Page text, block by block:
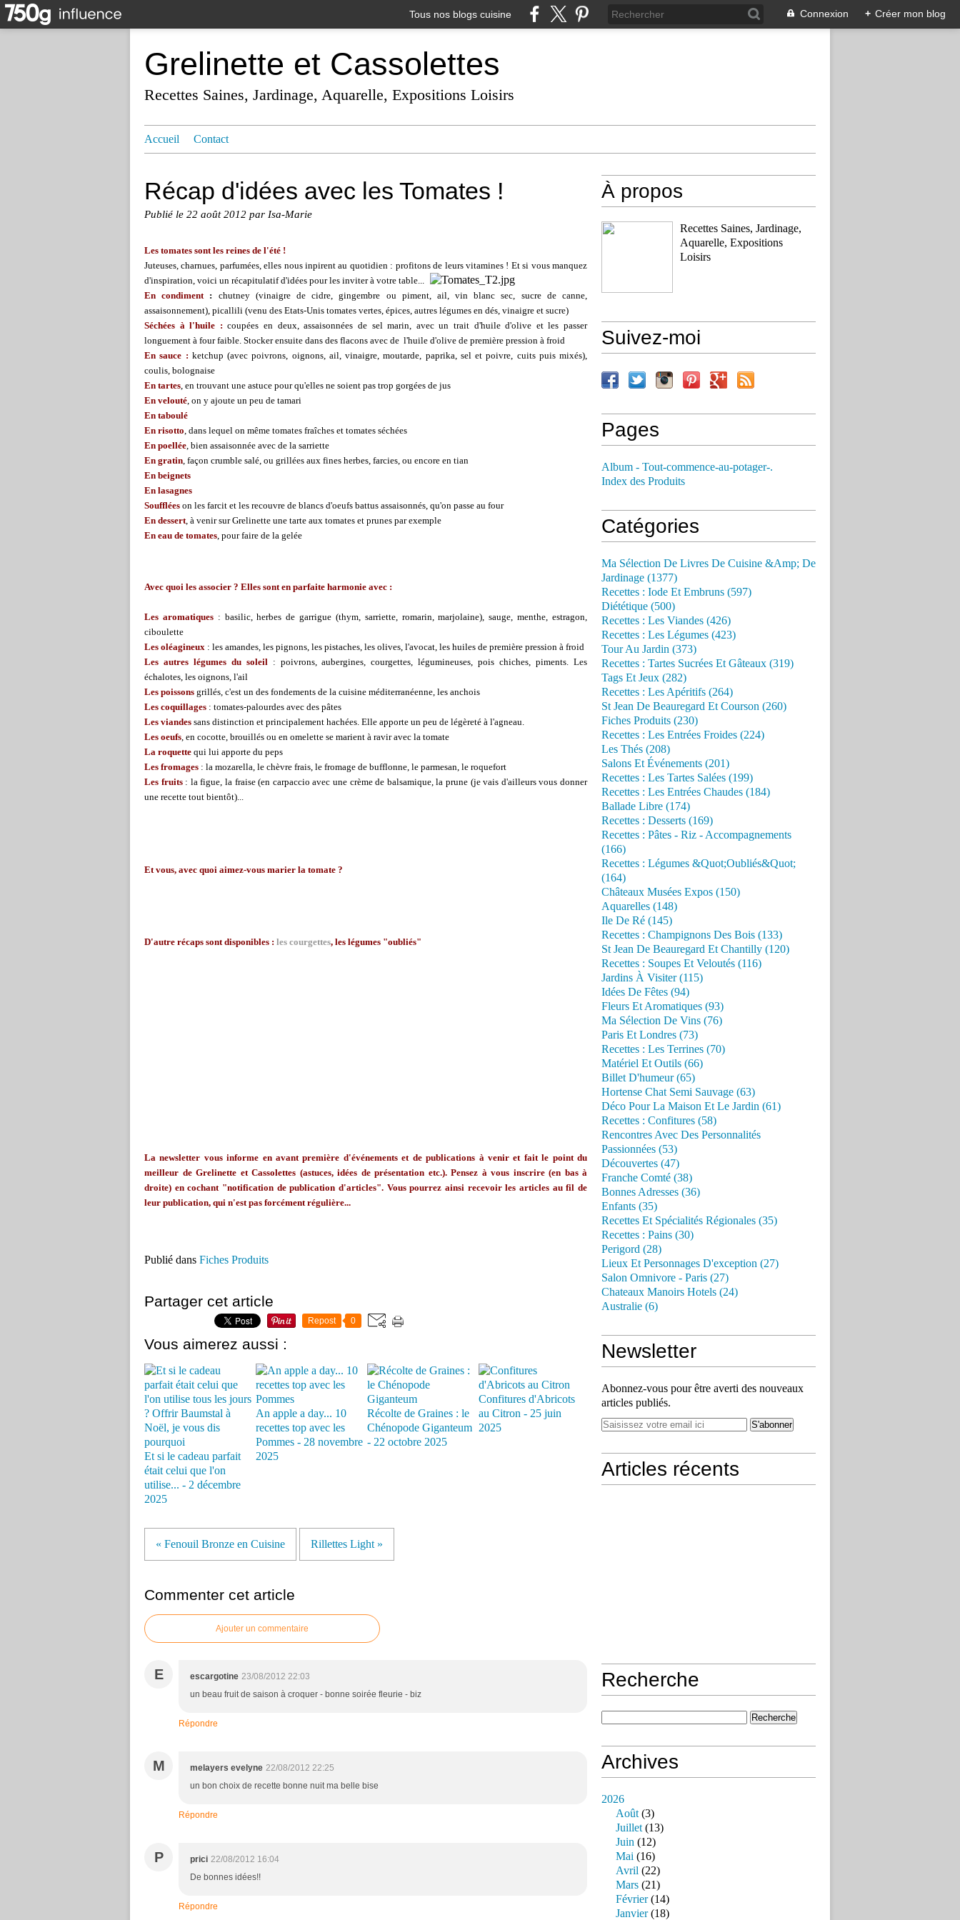
Tous nos blogs cuisine Connexion + Créer mon blog
Grelinette et Cassolettes
Recettes Saines, Jardinage, Aquarelle, Expositions Loisirs
Accueil Contact
Récap d'idées avec les Tomates !
Publié le 22 août 2012 par Isa-Marie
Les tomates sont les reines de l'été !
Juteuses, charnues, parfumées, elles nous inpirent au quotidien : profitons de leurs vitamines ! Et si vous manquez
d'inspiration, voici un récapitulatif d'idées pour les inviter à votre table...
En condiment : chutney (vinaigre de cidre, gingembre ou piment, ail, vin blanc sec, sucre de canne,
assaisonnement), picallili (venu des Etats-Unis tomates vertes, épices, autres légumes en dés, vinaigre et sucre)
Séchées à l'huile : coupées en deux, assaisonnées de sel marin, avec un trait d'huile d'olive et les passer
longuement à four faible. Stocker ensuite dans des flacons avec de l'huile d'olive de première pression à froid
En sauce : ketchup (avec poivrons, oignons, ail, vinaigre, moutarde, paprika, sel et poivre, cuits puis mixés),
coulis, bolognaise
En tartes, en trouvant une astuce pour qu'elles ne soient pas trop gorgées de jus
En velouté, on y ajoute un peu de tamari
En taboulé
En risotto, dans lequel on même tomates fraîches et tomates séchées
En poellée, bien assaisonnée avec de la sarriette
En gratin, façon crumble salé, ou grillées aux fines herbes, farcies, ou encore en tian
En beignets
En lasagnes
Soufflées on les farcit et les recouvre de blancs d'oeufs battus assaisonnés, qu'on passe au four
En dessert, à venir sur Grelinette une tarte aux tomates et prunes par exemple
En eau de tomates, pour faire de la gelée
Avec quoi les associer ? Elles sont en parfaite harmonie avec :
Les aromatiques: basilic, herbes de garrigue (thym, sarriette, romarin, marjolaine), sauge, menthe, estragon,
ciboulette
Les oléagineux : les amandes, les pignons, les pistaches, les olives, l'avocat, les huiles de première pression à froid
Les autres légumes du soleil: poivrons, aubergines, courgettes, légumineuses, pois chiches, piments. Les
échalotes, les oignons, l'ail
Les poissons grillés, c'est un des fondements de la cuisine méditerranéenne, les anchois
Les coquillages : tomates-palourdes avec des pâtes
Les viandes sans distinction et principalement hachées. Elle apporte un peu de légèreté à l'agneau.
Les oeufs, en cocotte, brouillés ou en omelette se marient à ravir avec la tomate
La roquette qui lui apporte du peps
Les fromages : la mozarella, le chèvre frais, le fromage de bufflonne, le parmesan, le roquefort
Les fruits : la figue, la fraise (en carpaccio avec une crème de balsamique, la prune (je vais d'ailleurs vous donner
une recette tout bientôt)...
Et vous, avec quoi aimez-vous marier la tomate ?
D'autre récaps sont disponibles : les courgettes, les légumes "oubliés"
Lanewsletter vous informe en avant première d'événements et de publications à venir et fait le point du
meilleur de Grelinette et Cassolettes (astuces, idées de présentation etc.). Pensez à vous inscrire (en bas à
droite) en cochant "notification de publication d'articles". Vous pourrez ainsi recevoir les articles au fil de
leur publication, qui n'est pas forcément régulière...
Publié dans Fiches Produits
Partager cet article
Repost 0
Vous aimerez aussi :
Et si le cadeau parfait
était celui que l'on
utilise... - 2 décembre
2025
An apple a day... 10
recettes top avec les
Pommes - 28 novembre
2025
Récolte de Graines : le
Chénopode Giganteum
- 22 octobre 2025
Confitures d'Abricots
au Citron - 25 juin
2025
« Fenouil Bronze en Cuisine Rillettes Light »
Commenter cet article
Ajouter un commentaire
E escargotine 23/08/2012 22:03
un beau fruit de saison à croquer - bonne soirée fleurie - biz
Répondre
M melayers evelyne 22/08/2012 22:25
un bon choix de recette bonne nuit ma belle bise
Répondre
P prici 22/08/2012 16:04
De bonnes idées!!
Répondre
À propos
Recettes Saines, Jardinage,
Aquarelle, Expositions
Loisirs
Suivez-moi
Pages
Album - Tout-commence-au-potager-.
Index des Produits
Catégories
Ma Sélection De Livres De Cuisine &Amp; De
Jardinage (1377)
Recettes : Iode Et Embruns (597)
Diététique (500)
Recettes : Les Viandes (426)
Recettes : Les Légumes (423)
Tour Au Jardin (373)
Recettes : Tartes Sucrées Et Gâteaux (319)
Tags Et Jeux (282)
Recettes : Les Apéritifs (264)
St Jean De Beauregard Et Courson (260)
Fiches Produits (230)
Recettes : Les Entrées Froides (224)
Les Thés (208)
Salons Et Événements (201)
Recettes : Les Tartes Salées (199)
Recettes : Les Entrées Chaudes (184)
Ballade Libre (174)
Recettes : Desserts (169)
Recettes : Pâtes - Riz - Accompagnements
(166)
Recettes : Légumes &Quot;Oubliés&Quot;
(164)
Châteaux Musées Expos (150)
Aquarelles (148)
Ile De Ré (145)
Recettes : Champignons Des Bois (133)
St Jean De Beauregard Et Chantilly (120)
Recettes : Soupes Et Veloutés (116)
Jardins À Visiter (115)
Idées De Fêtes (94)
Fleurs Et Aromatiques (93)
Ma Sélection De Vins (76)
Paris Et Londres (73)
Recettes : Les Terrines (70)
Matériel Et Outils (66)
Billet D'humeur (65)
Hortense Chat Semi Sauvage (63)
Déco Pour La Maison Et Le Jardin (61)
Recettes : Confitures (58)
Rencontres Avec Des Personnalités
Passionnées (53)
Découvertes (47)
Franche Comté (38)
Bonnes Adresses (36)
Enfants (35)
Recettes Et Spécialités Régionales (35)
Recettes : Pains (30)
Perigord (28)
Lieux Et Personnages D'exception (27)
Salon Omnivore - Paris (27)
Chateaux Manoirs Hotels (24)
Australie (6)
Newsletter
Abonnez-vous pour être averti des nouveaux
articles publiés.
Articles récents
Recherche
Archives
2026
Août(3)
Juillet(13)
Juin (12)
Mai (16)
Avril (22)
Mars (21)
Février(14)
Janvier(18)